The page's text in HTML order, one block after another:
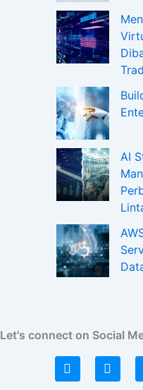
AI
Let's connect on Social
L
i
I
n